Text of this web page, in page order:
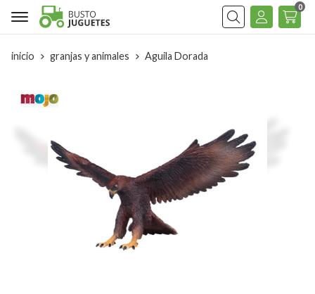
Buscar
0
inicio granjas y animales Aguila Dorada